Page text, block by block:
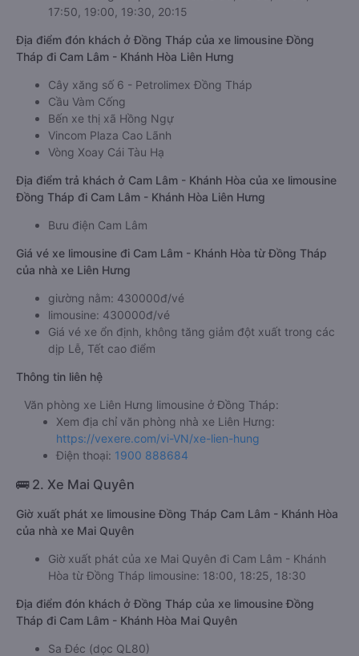
17:50, 19:00, 19:30, 20:15
Địa điểm đón khách ở Đồng Tháp của xe limousine Đồng
Tháp đi Cam Lâm - Khánh Hòa Liên Hưng
Cây xăng số 6 - Petrolimex Đồng Tháp
Cầu Vàm Cống
Bến xe thị xã Hồng Ngự
Vincom Plaza Cao Lãnh
Vòng Xoay Cái Tàu Hạ
Địa điểm trả khách ở Cam Lâm - Khánh Hòa của xe limousine
Đồng Tháp đi Cam Lâm - Khánh Hòa Liên Hưng
Bưu điện Cam Lâm
Giá vé xe limousine đi Cam Lâm - Khánh Hòa từ Đồng Tháp
của nhà xe Liên Hưng
giường nằm: 430000đ/vé
limousine: 430000đ/vé
Giá vé xe ổn định, không tăng giảm đột xuất trong các
dịp Lễ, Tết cao điểm
Thông tin liên hệ
Văn phòng xe Liên Hưng limousine ở Đồng Tháp:
Xem địa chỉ văn phòng nhà xe Liên Hưng:
https://vexere.com/vi-VN/xe-lien-hung
Điện thoại: 1900 888684
🚌 2. Xe Mai Quyên
Giờ xuất phát xe limousine Đồng Tháp Cam Lâm - Khánh Hòa
của nhà xe Mai Quyên
Giờ xuất phát của xe Mai Quyên đi Cam Lâm - Khánh
Hòa từ Đồng Tháp limousine: 18:00, 18:25, 18:30
Địa điểm đón khách ở Đồng Tháp của xe limousine Đồng
Tháp đi Cam Lâm - Khánh Hòa Mai Quyên
Sa Đéc (dọc QL80)